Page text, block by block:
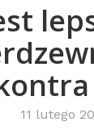
11 lutego